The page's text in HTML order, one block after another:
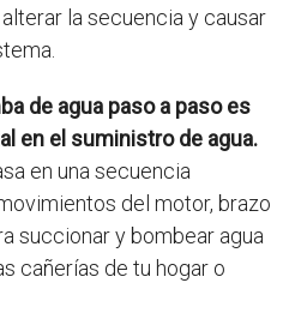
la secuencia y causar
de agua paso a paso es
en el suministro de agua.
en una secuencia
del motor, brazo
succionar y bombear agua
cañerías de tu hogar o